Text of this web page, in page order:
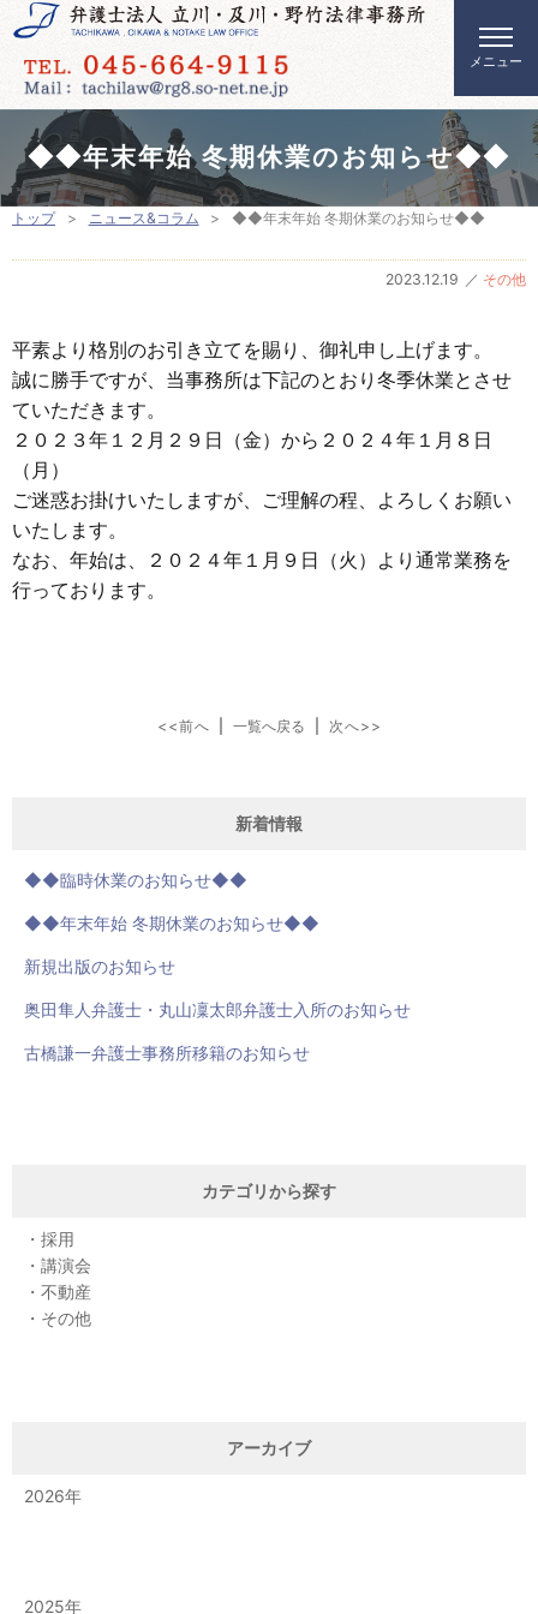
◆◆年末年始 冬期休業のお知らせ◆◆
トップ ニュース&コラム ◆◆年末年始 冬期休業のお知らせ◆◆
2023.12.19 その他
平素より格別のお引き立てを賜り、御礼申し上げます。
誠に勝手ですが、当事務所は下記のとおり冬季休業とさせ
ていただきます。
２０２３年１２月２９日（金）から２０２４年１月８日
（月）
ご迷惑お掛けいたしますが、ご理解の程、よろしくお願い
いたします。
なお、年始は、２０２４年１月９日（火）より通常業務を
行っております。
<<前へ 一覧へ戻る 次へ>>
新着情報
◆◆臨時休業のお知らせ◆◆
◆◆年末年始 冬期休業のお知らせ◆◆
新規出版のお知らせ
奥田隼人弁護士・丸山凜太郎弁護士入所のお知らせ
古橋謙一弁護士事務所移籍のお知らせ
カテゴリから探す
採用
講演会
不動産
その他
アーカイブ
2026
2025